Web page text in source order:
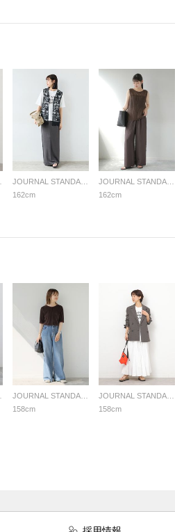
162cm
162cm
158cm
158cm